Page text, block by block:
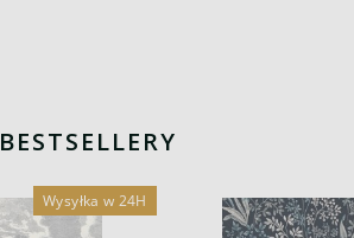
BESTSELLERY
Wysyłka w 24H